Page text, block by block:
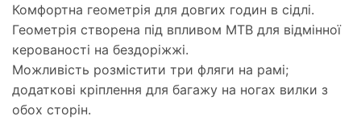
Комфортна геометрія для довгих годин в сідлі.
Геометрія створена під впливом MTB для відмінної
керованості на бездоріжжі.
Можливість розмістити три фляги на рамі;
додаткові кріплення для багажу на ногах вилки з
обох сторін.